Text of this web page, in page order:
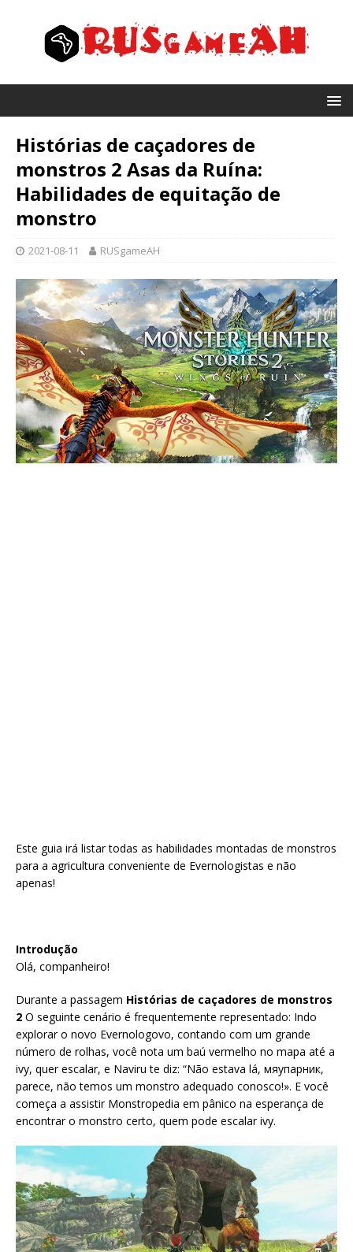
Histórias de caçadores de
monstros 2 Asas da Ruína:
Habilidades de equitação de
monstro
2021-08-11 RUSgameAH
Este guia irá listar todas as habilidades montadas de monstros
para a agricultura conveniente de Evernologistas e não
apenas!
Introdução
Olá, companheiro!
Durante a passagem Histórias de caçadores de monstros
2 O seguinte cenário é frequentemente representado: Indo
explorar o novo Evernologovo, contando com um grande
número de rolhas, você nota um baú vermelho no mapa até a
ivy, quer escalar, e Naviru te diz: “Não estava lá, мяупарник,
parece, não temos um monstro adequado conosco!». E você
começa a assistir Monstropedia em pânico na esperança de
encontrar o monstro certo, quem pode escalar ivy.